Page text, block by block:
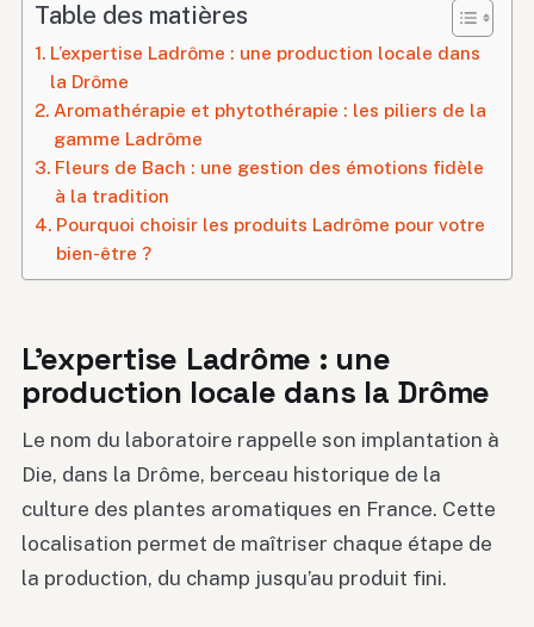
Table des matières
L’expertise Ladrôme : une production locale dans
la Drôme
Aromathérapie et phytothérapie : les piliers de la
gamme Ladrôme
Fleurs de Bach : une gestion des émotions fidèle
à la tradition
Pourquoi choisir les produits Ladrôme pour votre
bien-être ?
L’expertise Ladrôme : une
production locale dans la Drôme
Le nom du laboratoire rappelle son implantation à
Die, dans la Drôme, berceau historique de la
culture des plantes aromatiques en France. Cette
localisation permet de maîtriser chaque étape de
la production, du champ jusqu’au produit fini.